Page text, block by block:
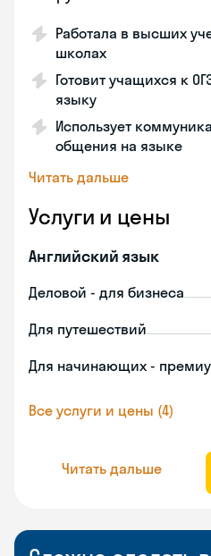
Работала в высших
школах
Готовит учащихся к
языку
Использует
общения на языке
Читать дальше
Услуги и цены
Английский язык
Деловой - для бизнеса
Для путешествий
Для начинающих -
Все услуги и цены (4)
Читать дальше